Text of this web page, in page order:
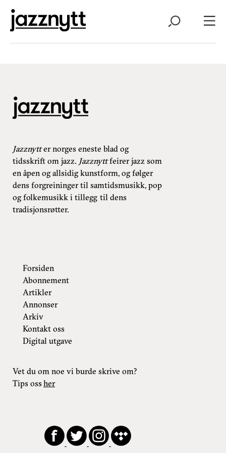
Jazznytter norges eneste blad og
tidsskrift om jazz. Jazznyttfeirer jazz som
en åpen og allsidig kunstform, og følger
dens forgreininger til samtidsmusikk, pop
og folkemusikk i tillegg til dens
tradisjonsrøtter.
Forsiden
Abonnement
Artikler
Annonser
Arkiv
Kontakt oss
Digital utgave
Vet du om noe vi burde skrive om?
Tips ossher